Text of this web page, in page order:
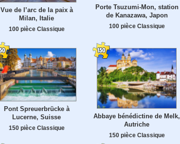
Vue de l’arc de la paix à
Milan, Italie
100 pièce Classique
Porte Tsuzumi-Mon, station
de Kanazawa, Japon
100 pièce Classique
Pont Spreuerbrücke à
Lucerne, Suisse
150 pièce Classique
Abbaye bénédictine de Melk,
Autriche
150 pièce Classique